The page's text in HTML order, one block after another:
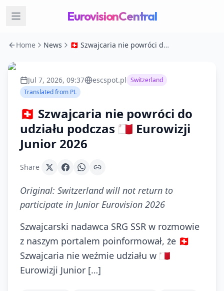
EurovisionCentral
Home News 🇨🇭 Szwajcaria nie powróci do udziału podczas 🇲🇹 Eurowizji Junior 2026
Jul 7, 2026, 09:37 escspot.pl Switzerland
Translated from PL
🇨🇭 Szwajcaria nie powróci do
udziału podczas 🇲🇹 Eurowizji
Junior 2026
Share
Original: Switzerland will not return to
participate in Junior Eurovision 2026
Szwajcarski nadawca SRG SSR w rozmowie
z naszym portalem poinformował, że 🇨🇭
Szwajcaria nie weźmie udziału w 🇲🇹
Eurowizji Junior […]